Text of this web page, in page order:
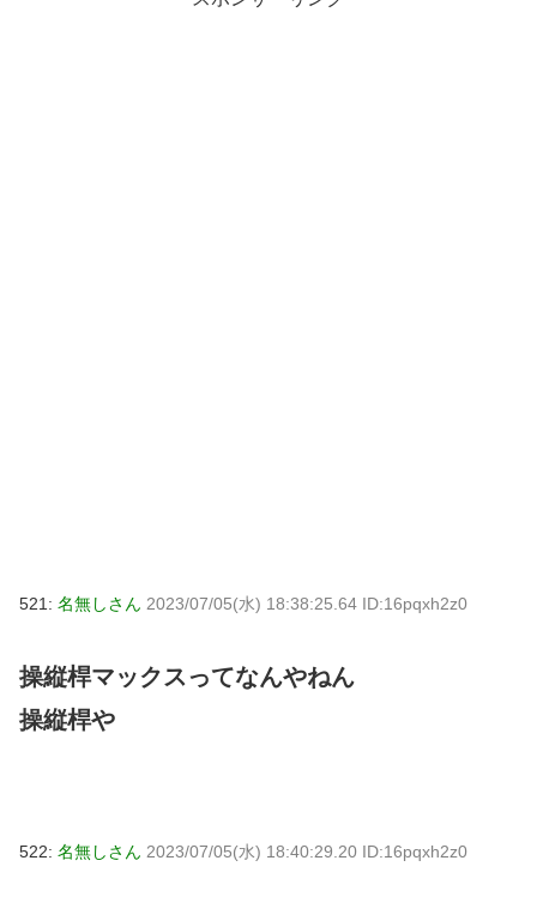
521: 名無しさん 2023/07/05(水) 18:38:25.64 ID:16pqxh2z0
操縦桿マックスってなんやねん
操縦桿や
522: 名無しさん 2023/07/05(水) 18:40:29.20 ID:16pqxh2z0